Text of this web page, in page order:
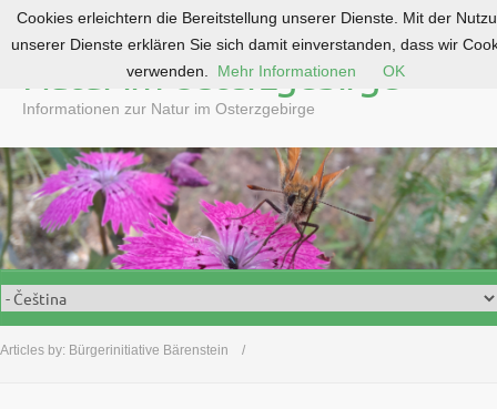
o
c
o
n
t
e
n
Natur im Osterzgebirge
Informationen zur Natur im Osterzgebirge
Articles by: Bürgerinitiative Bärenstein
Cookies erleichtern die Bereitstellung unserer Dienste. Mit der
unserer Dienste erklären Sie sich damit einverstanden, dass wir
verwenden.
Mehr Informationen OK